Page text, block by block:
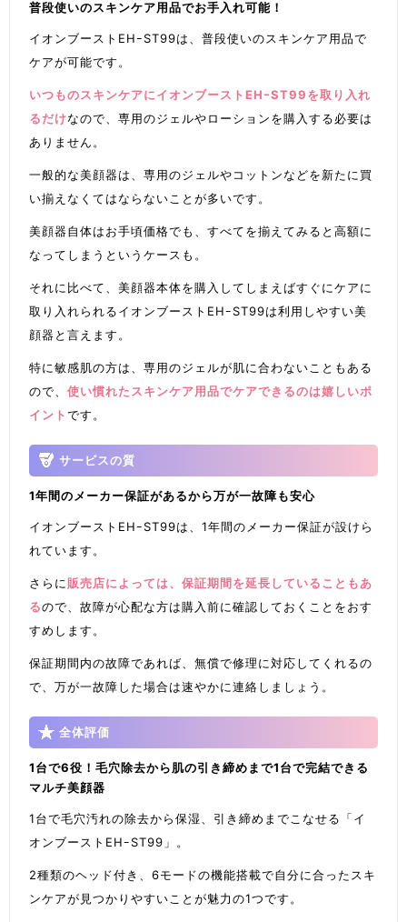
普段使いのスキンケア用品でお手入れ可能！
イオンブーストEHｰST99は、普段使いのスキンケア用品で
ケアが可能です。
いつものスキンケアにイオンブーストEHｰST99を取り入れ
るだけなので、専用のジェルやローションを購入する必要は
ありません。
一般的な美顔器は、専用のジェルやコットンなどを新たに買
い揃えなくてはならないことが多いです。
美顔器自体はお手頃価格でも、すべてを揃えてみると高額に
なってしまうというケースも。
それに比べて、美顔器本体を購入してしまえばすぐにケアに
取り入れられるイオンブーストEHｰST99は利用しやすい美
顔器と言えます。
特に敏感肌の方は、専用のジェルが肌に合わないこともある
ので、使い慣れたスキンケア用品でケアできるのは嬉しいポ
イントです。
サービスの質
1年間のメーカー保証があるから万が一故障も安心
イオンブーストEHｰST99は、1年間のメーカー保証が設けら
れています。
さらに販売店によっては、保証期間を延長していることもあ
るので、故障が心配な方は購入前に確認しておくことをおす
すめします。
保証期間内の故障であれば、無償で修理に対応してくれるの
で、万が一故障した場合は速やかに連絡しましょう。
全体評価
1台で6役！毛穴除去から肌の引き締めまで1台で完結できる
マルチ美顔器
1台で毛穴汚れの除去から保湿、引き締めまでこなせる「イ
オンブーストEHｰST99」。
2種類のヘッド付き、6モードの機能搭載で自分に合ったスキ
ンケアが見つかりやすいことが魅力の1つです。